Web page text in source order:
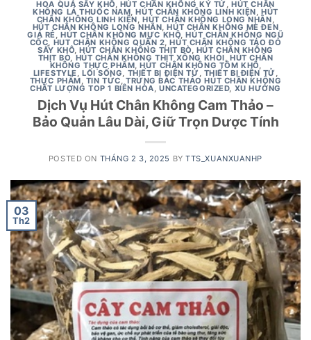
HOA QUẢ SẤY KHÔ, HÚT CHÂN KHÔNG KỶ TỬ ,HÚT CHÂN
KHÔNG LÁ THUỐC NAM,HÚT CHÂN KHÔNG LINH KIỆN,HÚT
CHÂN KHÔNG LINH KIỆN,HÚT CHÂN KHÔNG LONG NHÃN,
HÚT CHÂN KHÔNG LONG NHÃN,HÚT CHÂN KHÔNG MÈ ĐEN
GIÁ RẺ, HÚT CHÂN KHÔNG MỰC KHÔ,HÚT CHÂN KHÔNG NGŨ
CỐC, HUT CHÂN KHÔNG QUẬN 2,HÚT CHÂN KHÔNG TÁO ĐỎ
SẤY KHÔ,HÚT CHÂN KHÔNG THỊT BÒ, HÚT CHÂN KHÔNG
THỊT BÒ, HÚT CHÂN KHÔNG THỊT XÔNG KHÓI, HÚT CHÂN
KHÔNG THỰC PHẨM,HÚT CHÂN KHÔNG TÔM KHÔ,
LIFESTYLE, LỐI SỐNG, THIẾT BỊ ĐIỆN TỬ , THIẾT BỊ ĐIỆN TỬ ,
THỰC PHẨM, TIN TỨC, TRỨNG BẮC THẢO HÚT CHÂN KHÔNG
CHẤT LƯỢNG TOP 1 BIÊN HÒA,UNCATEGORIZED, XU HƯỚNG
Dịch Vụ Hút Chân Không Cam Thảo –
Bảo Quản Lâu Dài, Giữ Trọn Dược Tính
POSTED ON THÁNG 2 3, 2025 BYTTS_XUANXUANHP
03
Th2